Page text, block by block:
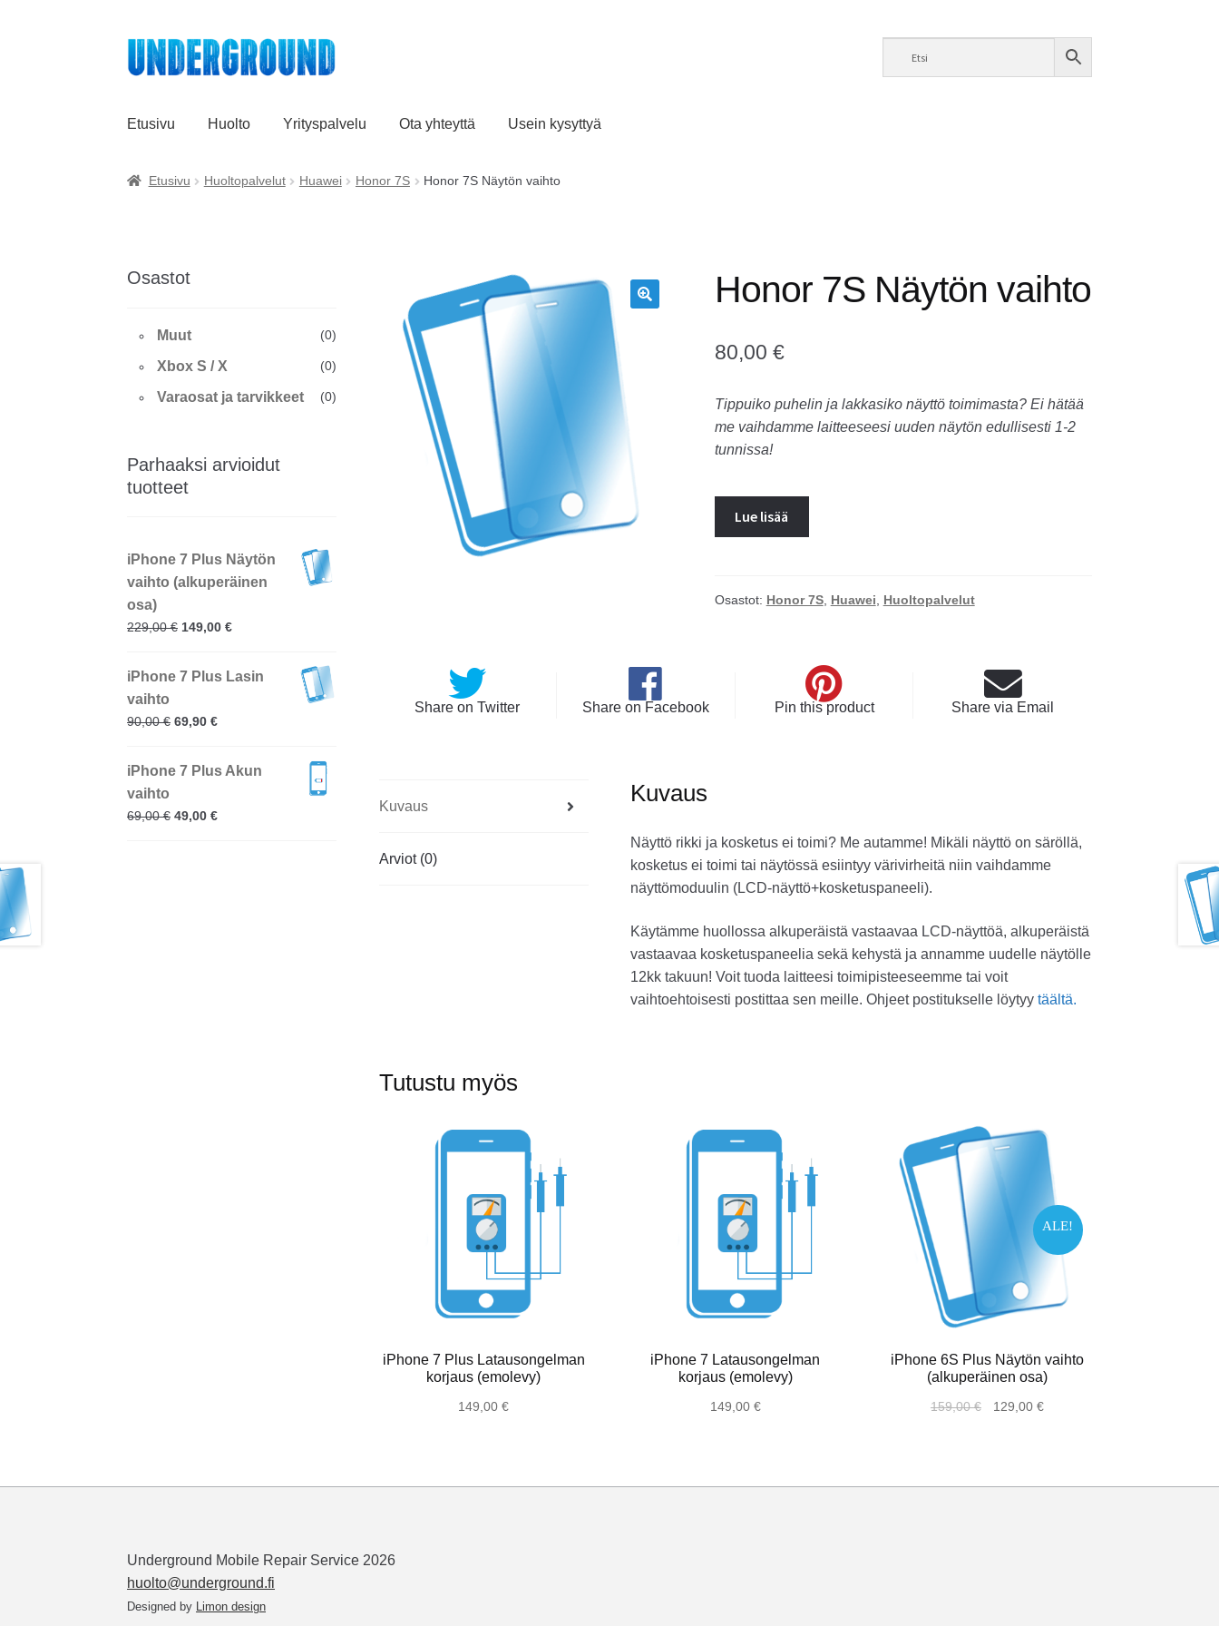
Siirry
navigointiin
Siirry
sisältöön
Etusivu Huolto Yrityspalvelu Ota yhteyttä Usein kysyttyä
Etusivu Huoltopalvelut Huawei Honor 7S Honor 7S Näytön vaihto
Honor 7S Näytön vaihto
80,00 €
Tippuiko puhelin ja lakkasiko näyttö toimimasta? Ei hätää
me vaihdamme laitteeseesi uuden näytön edullisesti 1-2
tunnissa!
Lue lisää
Osastot: Honor 7S, Huawei Huoltopalvelut
Share on Twitter Share on Facebook Pin this product Share via Email
Kuvaus
Arviot (0)
Kuvaus
Näyttö rikki ja kosketus ei toimi? Me autamme! Mikäli näyttö on säröllä,
kosketus ei toimi tai näytössä esiintyy värivirheitä niin vaihdamme
näyttömoduulin (LCD-näyttö+kosketuspaneeli).
Käytämme huollossa alkuperäistä vastaavaa LCD-näyttöä, alkuperäistä
vastaavaa kosketuspaneelia sekä kehystä ja annamme uudelle näytölle
12kk takuun! Voit tuoda laitteesi toimipisteeseemme tai voit
vaihtoehtoisesti postittaa sen meille. Ohjeet postitukselle löytyytäältä.
Tutustu myös
iPhone 7 Plus Latausongelman
korjaus (emolevy)
149,00€
iPhone 7 Latausongelman
korjaus (emolevy)
149,00 €
iPhone 6S Plus Näytön vaihto
(alkuperäinen osa)
ALE!
159,00€ 129,00 €
Osastot
Muut (0)
Xbox S / X (0)
Varaosat ja tarvikkeet (0)
Parhaaksi arvioidut
tuotteet
iPhone 7 Plus Näytön
vaihto (alkuperäinen
osa)
229,00€ 149,00€
iPhone 7 Plus Lasin
vaihto
90,00€ 69,90€
iPhone 7 Plus Akun
vaihto
69,00€ 49,00€
Underground Mobile Repair Service 2026
huolto@underground.fi
Designed by Limon design